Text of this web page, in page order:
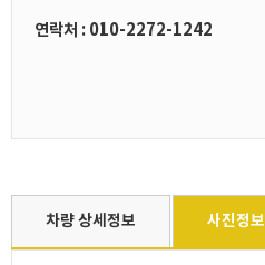
연락처 : 010-2272-1242
차량 상세정보 사진정보